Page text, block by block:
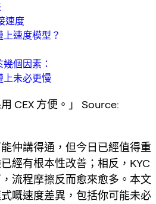
速度
速度模型？
個因素：
上未必更慢
CEX 方便。」 Source:
仲講得通，但今日已經值得重
經有根本性改善；相反，KYC
流程摩擦反而愈來愈多。本文
嘅速度差異，包括你可能未必